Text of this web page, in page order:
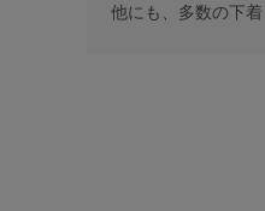
他にも、多数の下